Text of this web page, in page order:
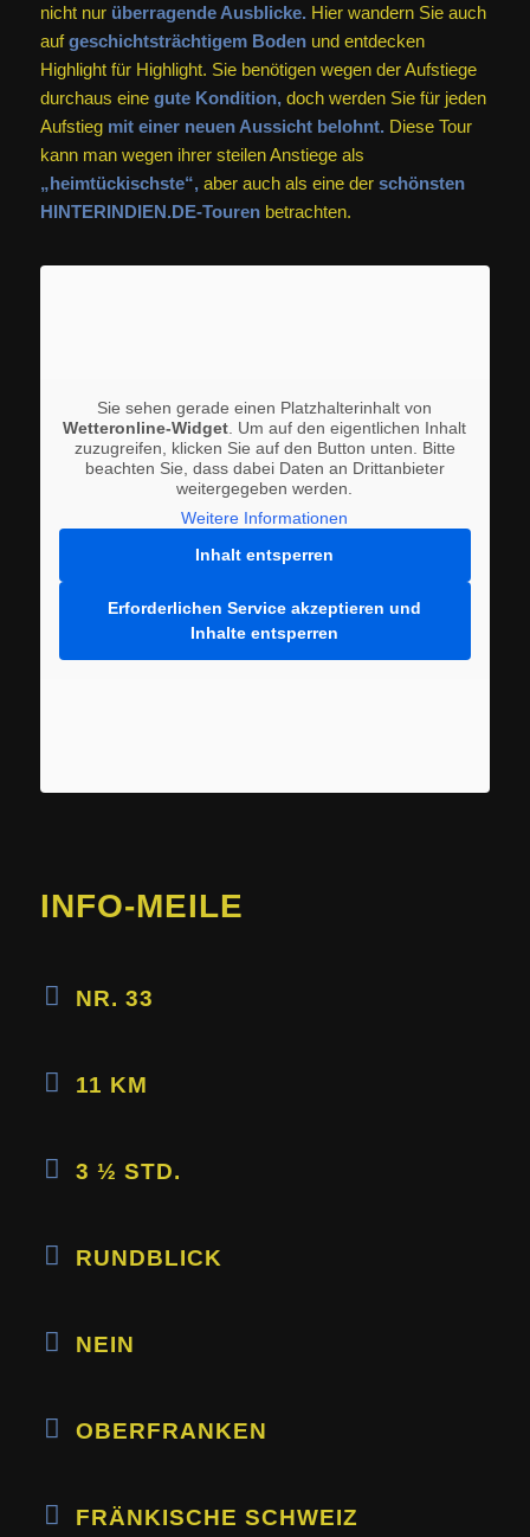
nicht nur überragende Ausblicke. Hier wandern Sie auch
aufgeschichtsträchtigem Bodenund entdecken
Highlight für Highlight. Sie benötigen wegen der Aufstiege
durchaus eine gute Kondition,doch werden Sie für jeden
Aufstieg mit einer neuen Aussicht belohnt. Diese Tour
kann man wegen ihrer steilen Anstiege als
„heimtückischste“,aber auch als eine der schönsten
HINTERINDIEN.DE-Tourenbetrachten.
Sie sehen gerade einen Platzhalterinhalt von
Wetteronline-Widget . Um auf den eigentlichen Inhalt
zuzugreifen, klicken Sie auf den Button unten. Bitte
beachten Sie, dass dabei Daten an Drittanbieter
weitergegeben werden.
Weitere Informationen
Inhalt entsperren
Erforderlichen Service akzeptieren und
Inhalte entsperren
INFO-MEILE
NR. 33
11 KM
3 ½ STD.
RUNDBLICK
NEIN
OBERFRANKEN
FRÄNKISCHE SCHWEIZ